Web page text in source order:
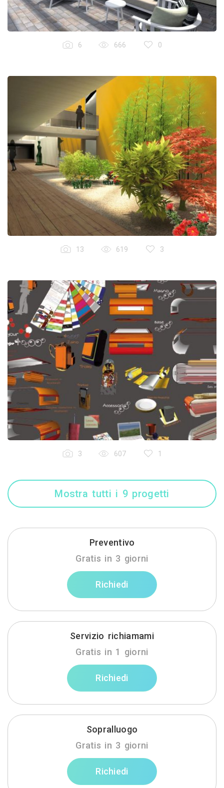
6 666 0
13 619 3
3 607 1
Mostra tutti i 9 progetti
Preventivo
Gratis in 3 giorni
Richiedi
Servizio richiamami
Gratis in 1 giorni
Richiedi
Sopralluogo
Gratis in 3 giorni
Richiedi